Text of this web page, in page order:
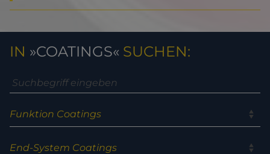
IN COATINGS SUCHEN: